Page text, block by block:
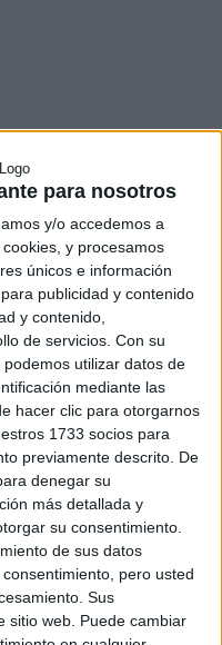
para nosotros
y/o accedemos a
y procesamos
únicos e información
publicidad y contenido
y contenido,
de servicios. Con su
utilizar datos de
mediante las
hacer clic para otorgarnos
1733 socios para
previamente descrito. De
denegar su
más detallada y
su consentimiento.
de sus datos
pero usted
Sus
sitio web. Puede cambiar